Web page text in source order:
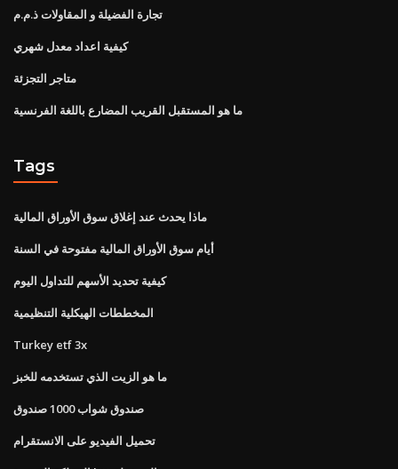
تجارة الفضيلة و المقاولات ذ.م.م
كيفية اعداد معدل شهري
متاجر التجزئة
ما هو المستقبل القريب المضارع باللغة الفرنسية
Tags
ماذا يحدث عند إغلاق سوق الأوراق المالية
أيام سوق الأوراق المالية مفتوحة في السنة
كيفية تحديد الأسهم للتداول اليوم
المخططات الهيكلية التنظيمية
Turkey etf 3x
ما هو الزيت الذي تستخدمه للخبز
صندوق شواب 1000 صندوق
تحميل الفيديو على الانستقرام